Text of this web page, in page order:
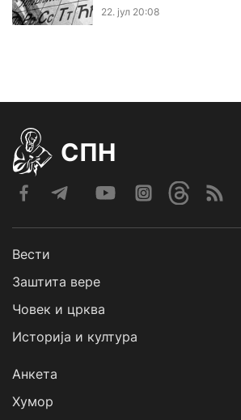
22. јул 20:08
СПН
Вести
Заштита вере
Човек и црква
Историја и култура
Анкета
Хумор